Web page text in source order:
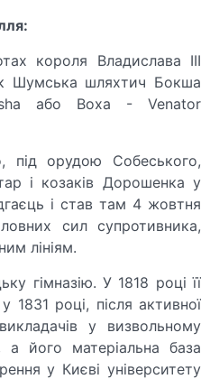
короля Владислава ІІІ
Шумська шляхтич Бокша
або Boxa - Venator
під орудою Собеського,
і козаків Дорошенка у
і став там 4 жовтня
сил супротивника,
лініям.
гімназію. У 1818 році її
1831 році, після активної
у визвольному
а його матеріальна база
у Києві університету